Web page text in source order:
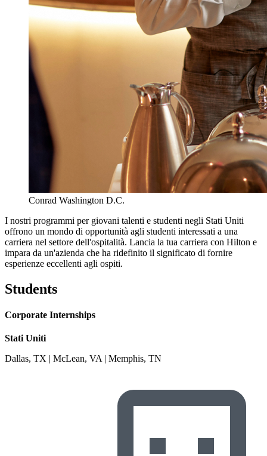
Conrad Washington D.C.
I nostri programmi per giovani talenti e studenti negli Stati Uniti
offrono un mondo di opportunità agli studenti interessati a una
carriera nel settore dell'ospitalità. Lancia la tua carriera con Hilton e
impara da un'azienda che ha ridefinito il significato di fornire
esperienze eccellenti agli ospiti.
Students
Corporate Internships
Stati Uniti
Dallas, TX | McLean, VA | Memphis, TN